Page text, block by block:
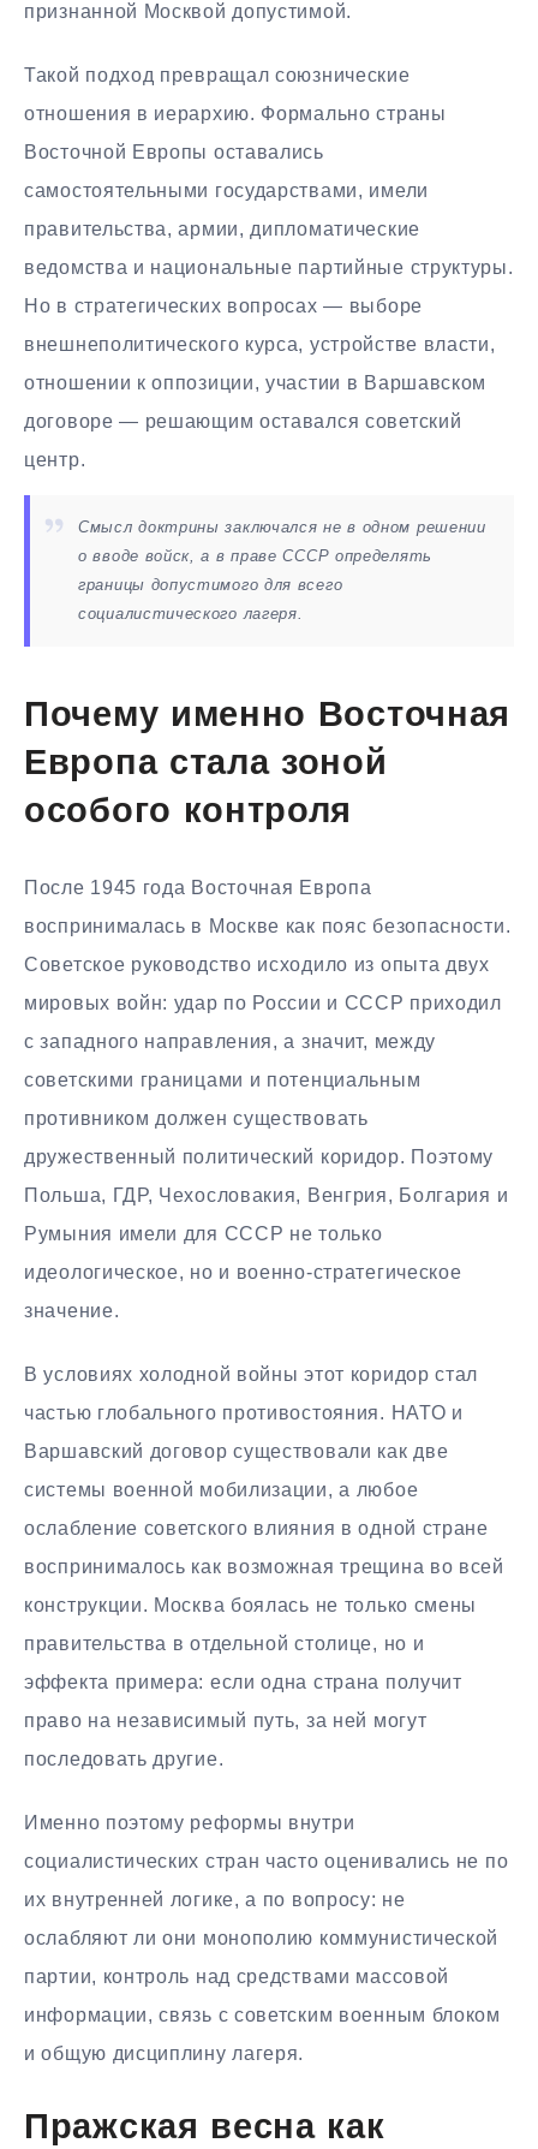
признанной Москвой допустимой.
Такой подход превращал союзнические
отношения в иерархию. Формально страны
Восточной Европы оставались
самостоятельными государствами, имели
правительства, армии, дипломатические
ведомства и национальные партийные структуры.
Но в стратегических вопросах — выборе
внешнеполитического курса, устройстве власти,
отношении к оппозиции, участии в Варшавском
договоре — решающим оставался советский
центр.
Смысл доктрины заключался не в одном решении
о вводе войск, а в праве СССР определять
границы допустимого для всего
социалистического лагеря.
Почему именно Восточная
Европа стала зоной
особого контроля
После 1945 года Восточная Европа
воспринималась в Москве как пояс безопасности.
Советское руководство исходило из опыта двух
мировых войн: удар по России и СССР приходил
с западного направления, а значит, между
советскими границами и потенциальным
противником должен существовать
дружественный политический коридор. Поэтому
Польша, ГДР, Чехословакия, Венгрия, Болгария и
Румыния имели для СССР не только
идеологическое, но и военно-стратегическое
значение.
В условиях холодной войны этот коридор стал
частью глобального противостояния. НАТО и
Варшавский договор существовали как две
системы военной мобилизации, а любое
ослабление советского влияния в одной стране
воспринималось как возможная трещина во всей
конструкции. Москва боялась не только смены
правительства в отдельной столице, но и
эффекта примера: если одна страна получит
право на независимый путь, за ней могут
последовать другие.
Именно поэтому реформы внутри
социалистических стран часто оценивались не по
их внутренней логике, а по вопросу: не
ослабляют ли они монополию коммунистической
партии, контроль над средствами массовой
информации, связь с советским военным блоком
и общую дисциплину лагеря.
Пражская весна как